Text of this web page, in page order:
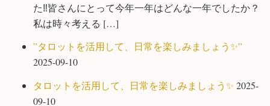
た‼️皆さんにとって今年一年はどんな一年でしたか？
私は時々考える […]
”タロットを活用して、日常を楽しみましょう✨”
2025-09-10
タロットを活用して、日常を楽しみましょう✨ 2025-
09-10